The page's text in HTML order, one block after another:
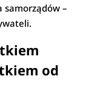
samorządów –
od